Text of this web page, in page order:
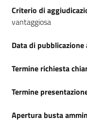
Criterio di
vantaggiosa
Data di pubblicazione
Termine richiesta
Termine
Apertura busta